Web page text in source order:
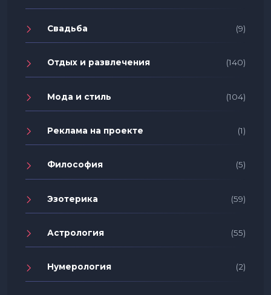
Свадьба (9)
Отдых и развлечения (140)
Мода и стиль (104)
Реклама на проекте (1)
Философия (5)
Эзотерика (59)
Астрология (55)
Нумерология (2)